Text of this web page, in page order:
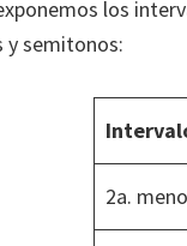
los
y semitonos:
2a.